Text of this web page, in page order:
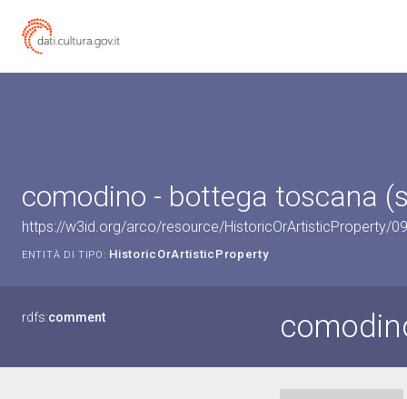
comodino - bottega toscana
https://w3id.org/arco/resource/HistoricOrArtisticProperty/
ENTITÀ DI TIPO: HistoricOrArtisticProperty
rdfs:comment